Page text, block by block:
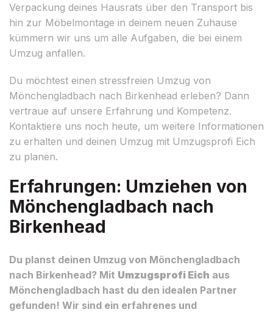
Verpackung deines Hausrats über den Transport bis
hin zur Möbelmontage in deinem neuen Zuhause
kümmern wir uns um alle Aufgaben, die bei einem
Umzug anfallen.
Du möchtest einen stressfreien Umzug von
Mönchengladbach nach Birkenhead erleben? Dann
vertraue auf unsere Erfahrung und Kompetenz.
Kontaktiere uns noch heute, um weitere Informationen
zu erhalten und deinen Umzug mit Umzugsprofi Eich
zu planen.
Erfahrungen: Umziehen von
Mönchengladbach nach
Birkenhead
Du planst deinen Umzug von Mönchengladbach
nach Birkenhead? Mit Umzugsprofi Eich aus
Mönchengladbach hast du den idealen Partner
gefunden! Wir sind ein erfahrenes und